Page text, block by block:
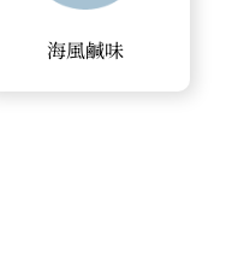
海風鹹味